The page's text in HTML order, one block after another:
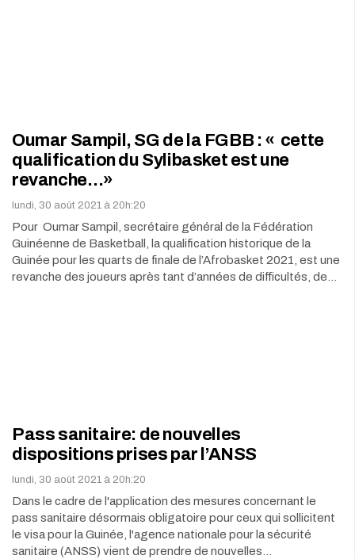
Oumar Sampil, SG de la FGBB : « cette
qualification du Sylibasket est une
revanche…»
lundi, 30 août 2021 à 20h:20
Pour Oumar Sampil, secrétaire général de la Fédération
Guinéenne de Basketball, la qualification historique de la
Guinée pour les quarts de finale de l’Afrobasket 2021, est une
revanche des joueurs après tant d’années de difficultés, de…
Pass sanitaire: de nouvelles
dispositions prises par l’ANSS
lundi, 30 août 2021 à 20h:20
Dans le cadre de l'application des mesures concernant le
pass sanitaire désormais obligatoire pour ceux qui sollicitent
le visa pour la Guinée, l'agence nationale pour la sécurité
sanitaire (ANSS) vient de prendre de nouvelles…